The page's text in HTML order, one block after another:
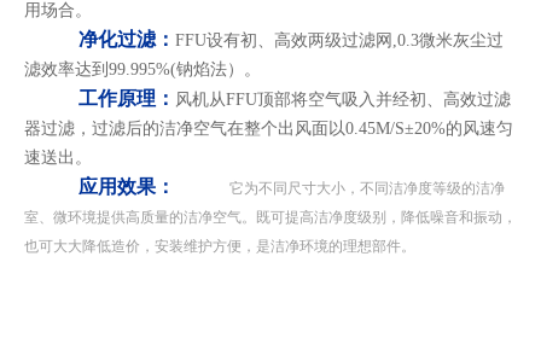
用场合。
净化过滤： FFU设有初、高效两级过滤网,0.3微米灰尘过
滤效率达到99.995%(钠焰法）。
工作原理： 风机从FFU顶部将空气吸入并经初、高效过滤
器过滤，过滤后的洁净空气在整个出风面以0.45M/S±20%的风速匀
速送出。
应用效果：
它为不同尺寸大小，不同洁净度等级的洁净
室、微环境提供高质量的洁净空气。既可提高洁净度级别，降低噪音和振动，
也可大大降低造价，安装维护方便，是洁净环境的理想部件。